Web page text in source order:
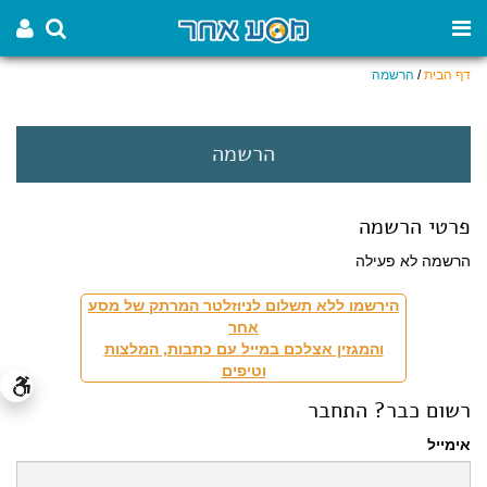
דף הבית/ הרשמה
הרשמה
פרטי הרשמה
הרשמה לא פעילה
הירשמו ללא תשלום לניוזלטר המרתק של מסע
אחר
והמגזין אצלכם במייל עם כתבות, המלצות
וטיפים
רשום כבר? התחבר
אימייל